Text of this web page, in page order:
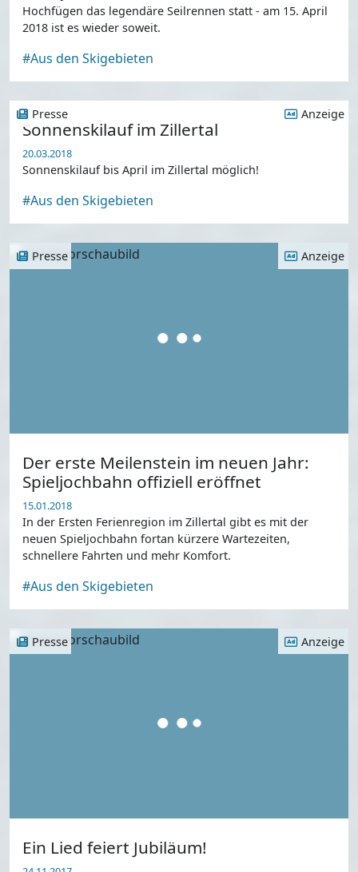
Hochfügen das legendäre Seilrennen statt - am 15. April
2018 ist es wieder soweit.
#Aus den Skigebieten
Presse Anzeige
Sonnenskilauf im Zillertal
20.03.2018
Sonnenskilauf bis April im Zillertal möglich!
#Aus den Skigebieten
Presse Anzeige
Der erste Meilenstein im neuen Jahr:
Spieljochbahn offiziell eröffnet
15.01.2018
In der Ersten Ferienregion im Zillertal gibt es mit der
neuen Spieljochbahn fortan kürzere Wartezeiten,
schnellere Fahrten und mehr Komfort.
#Aus den Skigebieten
Presse Anzeige
Ein Lied feiert Jubiläum!